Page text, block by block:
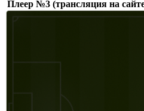
Плеер №3 (трансляция на